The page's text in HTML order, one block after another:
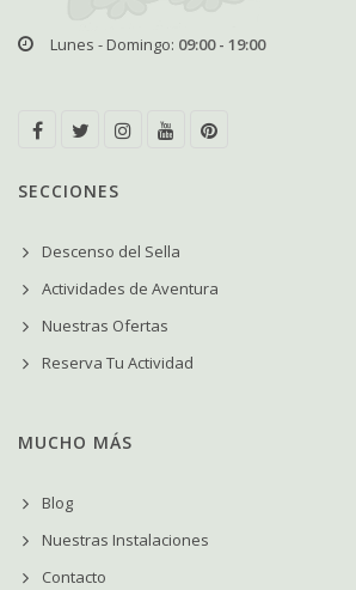
Lunes - Domingo: 09:00 - 19:00
SECCIONES
Descenso del Sella
Actividades de Aventura
Nuestras Ofertas
Reserva Tu Actividad
MUCHO MÁS
Blog
Nuestras Instalaciones
Contacto